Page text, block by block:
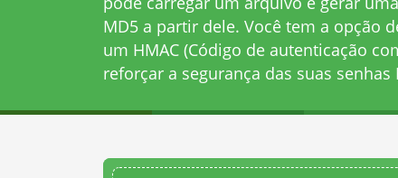
MD5 a partir dele. Você tem a opção
um HMAC (Código de autenticação
reforçar a segurança das suas senhas